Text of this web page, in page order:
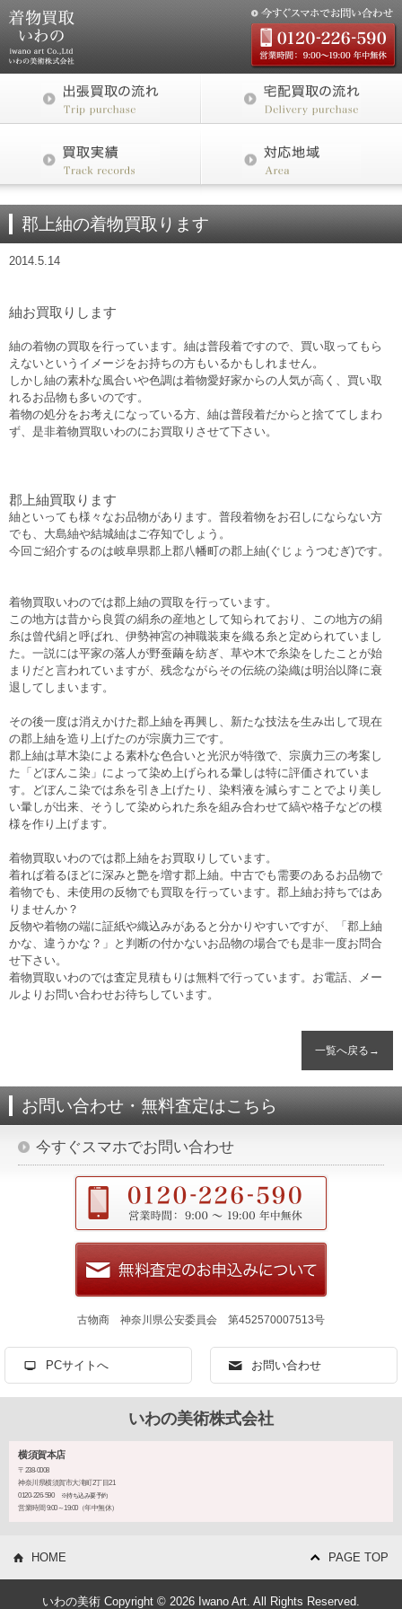
郡上紬の着物買取ります
2014.5.14
紬お買取りします
紬の着物の買取を行っています。紬は普段着ですので、買い取ってもら
えないというイメージをお持ちの方もいるかもしれません。
しかし紬の素朴な風合いや色調は着物愛好家からの人気が高く、買い取
れるお品物も多いのです。
着物の処分をお考えになっている方、紬は普段着だからと捨ててしまわ
ず、是非着物買取いわのにお買取りさせて下さい。
郡上紬買取ります
紬といっても様々なお品物があります。普段着物をお召しにならない方
でも、大島紬や結城紬はご存知でしょう。
今回ご紹介するのは岐阜県郡上郡八幡町の郡上紬(ぐじょうつむぎ)です。
着物買取いわのでは郡上紬の買取を行っています。
この地方は昔から良質の絹糸の産地として知られており、この地方の絹
糸は曾代絹と呼ばれ、伊勢神宮の神職装束を織る糸と定められていまし
た。一説には平家の落人が野蚕繭を紡ぎ、草や木で糸染をしたことが始
まりだと言われていますが、残念ながらその伝統の染織は明治以降に衰
退してしまいます。
その後一度は消えかけた郡上紬を再興し、新たな技法を生み出して現在
の郡上紬を造り上げたのが宗廣力三です。
郡上紬は草木染による素朴な色合いと光沢が特徴で、宗廣力三の考案し
た「どぼんこ染」によって染め上げられる暈しは特に評価されていま
す。どぼんこ染では糸を引き上げたり、染料液を減らすことでより美し
い暈しが出来、そうして染められた糸を組み合わせて縞や格子などの模
様を作り上げます。
着物買取いわのでは郡上紬をお買取りしています。
着れば着るほどに深みと艶を増す郡上紬。中古でも需要のあるお品物で
着物でも、未使用の反物でも買取を行っています。郡上紬お持ちではあ
りませんか？
反物や着物の端に証紙や織込みがあると分かりやすいですが、「郡上紬
かな、違うかな？」と判断の付かないお品物の場合でも是非一度お問合
せ下さい。
着物買取いわのでは査定見積もりは無料で行っています。お電話、メー
ルよりお問い合わせお待ちしています。
一覧へ戻る→
お問い合わせ・無料査定はこちら
今すぐスマホでお問い合わせ
古物商 神奈川県公安委員会 第452570007513号
PCサイトへ お問い合わせ
いわの美術株式会社
横須賀本店
〒238-0008
神奈川県横須賀市大滝町2丁目21
0120-226-590
※持ち込み要予約
営業時間 9:00～19:00（年中無休）
HOME PAGE TOP
いわの美術 Copyright © 2026 Iwano Art. All Rights Reserved.